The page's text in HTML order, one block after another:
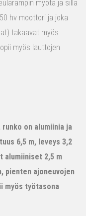
myötä ja sillä
hv moottori ja joka
takaavat myös
myös lauttojen
on alumiinia ja
6,5 m, leveys 3,2
alumiiniset 2,5 m
pienten ajoneuvojen
myös työtasona